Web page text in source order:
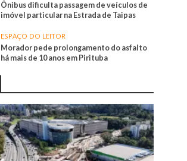
Ônibus dificulta passagem de veículos de
imóvel particular na Estrada de Taipas
ESPAÇO DO LEITOR
Morador pede prolongamento do asfalto
há mais de 10 anos em Pirituba